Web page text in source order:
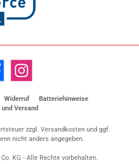
Instagram
Widerruf
Batteriehinweise
Versand
zzgl. Versandkostenund ggf.
nicht anders angegeben.
KG - Alle Rechte vorbehalten.